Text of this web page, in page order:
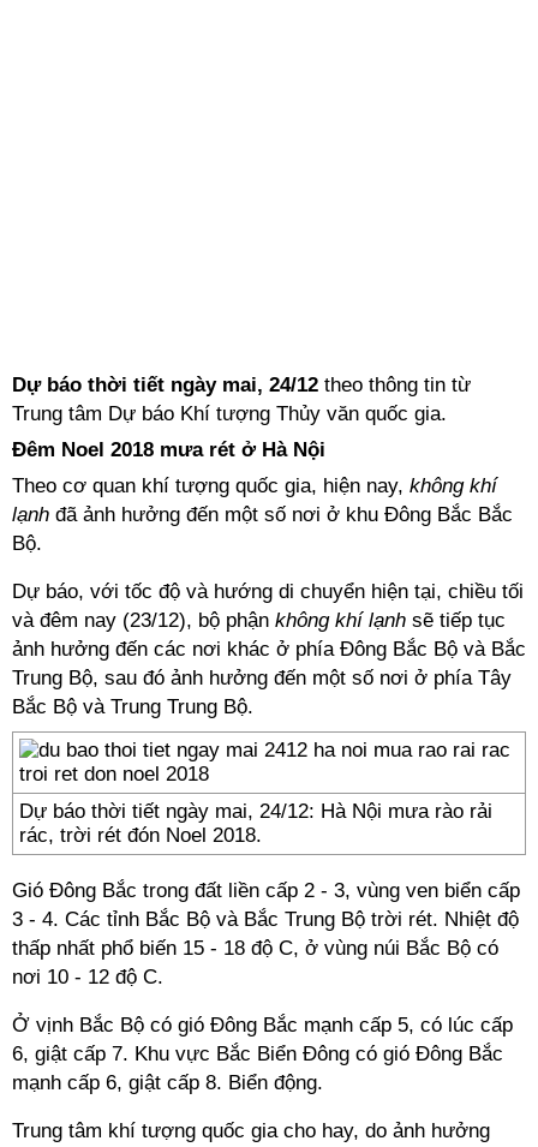
Dự báo thời tiết ngày mai, 24/12 theo thông tin từ
Trung tâm Dự báo Khí tượng Thủy văn quốc gia.
Đêm Noel 2018 mưa rét ở Hà Nội
Theo cơ quan khí tượng quốc gia, hiện nay, không khí
lạnh đã ảnh hưởng đến một số nơi ở khu Đông Bắc Bắc
Bộ.
Dự báo, với tốc độ và hướng di chuyển hiện tại, chiều tối
và đêm nay (23/12), bộ phận không khí lạnh sẽ tiếp tục
ảnh hưởng đến các nơi khác ở phía Đông Bắc Bộ và Bắc
Trung Bộ, sau đó ảnh hưởng đến một số nơi ở phía Tây
Bắc Bộ và Trung Trung Bộ.
Dự báo thời tiết ngày mai, 24/12: Hà Nội mưa rào rải
rác, trời rét đón Noel 2018.
Gió Đông Bắc trong đất liền cấp 2 - 3, vùng ven biển cấp
3 - 4. Các tỉnh Bắc Bộ và Bắc Trung Bộ trời rét. Nhiệt độ
thấp nhất phổ biến 15 - 18 độ C, ở vùng núi Bắc Bộ có
nơi 10 - 12 độ C.
Ở vịnh Bắc Bộ có gió Đông Bắc mạnh cấp 5, có lúc cấp
6, giật cấp 7. Khu vực Bắc Biển Đông có gió Đông Bắc
mạnh cấp 6, giật cấp 8. Biển động.
Trung tâm khí tượng quốc gia cho hay, do ảnh hưởng